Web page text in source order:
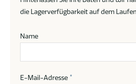
die Lagerverfügbarkeit auf dem
Name
E-Mail-Adresse *